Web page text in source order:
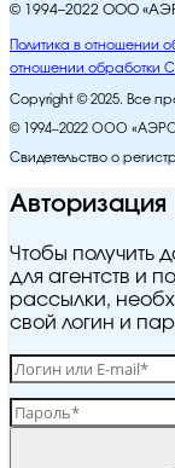
© 1994–2022 ООО
Политика в отношении
отношении обработки
Copyright © 2025. Все
© 1994–2022 ООО
Свидетельство о
Авторизация
Чтобы получить
для агентств и
рассылки,
свой логин и